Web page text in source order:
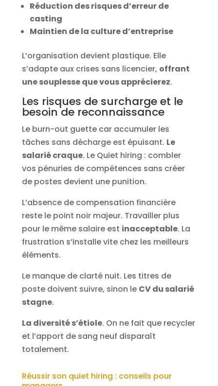
Réduction des risques d’erreur de
casting
Maintien de la culture d’entreprise
L’organisation devient plastique. Elle
s’adapte aux crises sans licencier, offrant
une souplesse que vous apprécierez.
Les risques de surcharge et le
besoin de reconnaissance
Le burn-out guette car accumuler les
tâches sans décharge est épuisant. Le
salarié craque. Le Quiet hiring : combler
vos pénuries de compétences sans créer
de postes devient une punition.
L’absence de compensation financière
reste le point noir majeur. Travailler plus
pour le même salaire est inacceptable. La
frustration s’installe vite chez les meilleurs
éléments.
Le manque de clarté nuit. Les titres de
poste doivent suivre, sinon le CV du salarié
stagne.
La diversité s’étiole. On ne fait que recycler
et l’apport de sang neuf disparaît
totalement.
Réussir son quiet hiring : conseils pour